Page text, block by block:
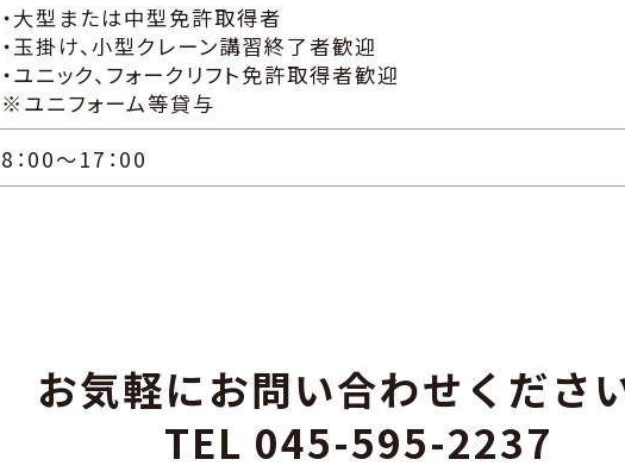
・大型または中型免許取得者
・玉掛け、小型クレーン講習終了者歓迎
・ユニック、フォークリフト免許取得者歓迎
※ユニフォーム等貸与
8：00～17：00
お気軽にお問い合わせくださ
TEL 045-595-2237